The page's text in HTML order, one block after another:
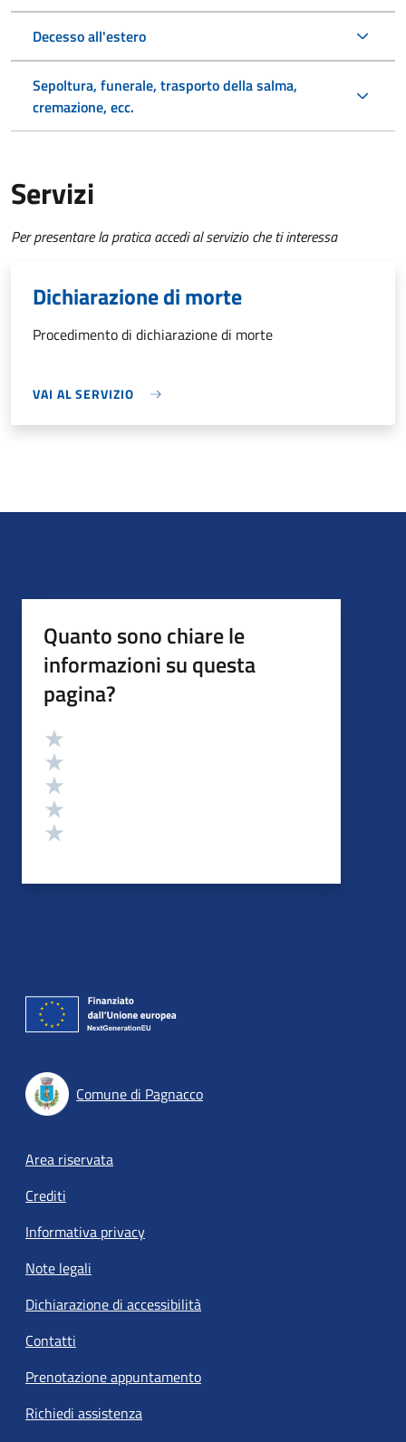
Decesso all'estero
Sepoltura, funerale, trasporto della salma,
cremazione, ecc.
Servizi
Per presentare la pratica accedi al servizio che ti interessa
Dichiarazione di morte
Procedimento di dichiarazione di morte
VAI AL SERVIZIO
Quanto sono chiare le
informazioni su questa
pagina?
Valutazione
Comune di Pagnacco
Footer menu
Area riservata
Crediti
Informativa privacy
Note legali
Dichiarazione di accessibilità
Contatti
Prenotazione appuntamento
Richiedi assistenza